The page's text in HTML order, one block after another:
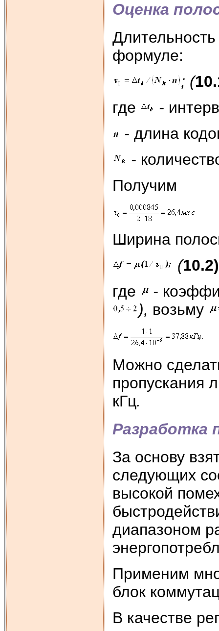
Оценка
формуле:
; (
где
-
- длина
-
Получим
Ширина
(10.2)
где
-
), возьму
Можно
пропускания
кГц.
Разработка
За основу
следующих
высокой
диапазоном
Применим
блок
В качестве